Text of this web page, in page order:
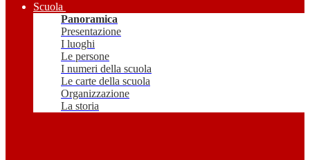
Scuola
Panoramica
Presentazione
I luoghi
Le persone
I numeri della scuola
Le carte della scuola
Organizzazione
La storia